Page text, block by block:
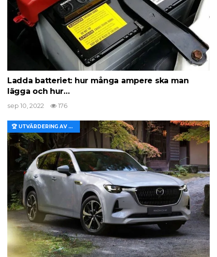
Ladda batteriet: hur många ampere ska man
lägga och hur…
sep 10, 2022 176
🏆 UTVÄRDERING AV EGENSKAPER OCH VÄRDE